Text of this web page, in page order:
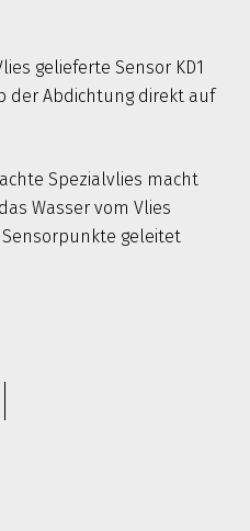
gelieferte Sensor KD1
der Abdichtung direkt auf
Spezialvlies macht
Wasser vom Vlies
geleitet